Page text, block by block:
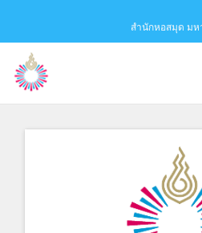
สำนักหอสมุด มห
go